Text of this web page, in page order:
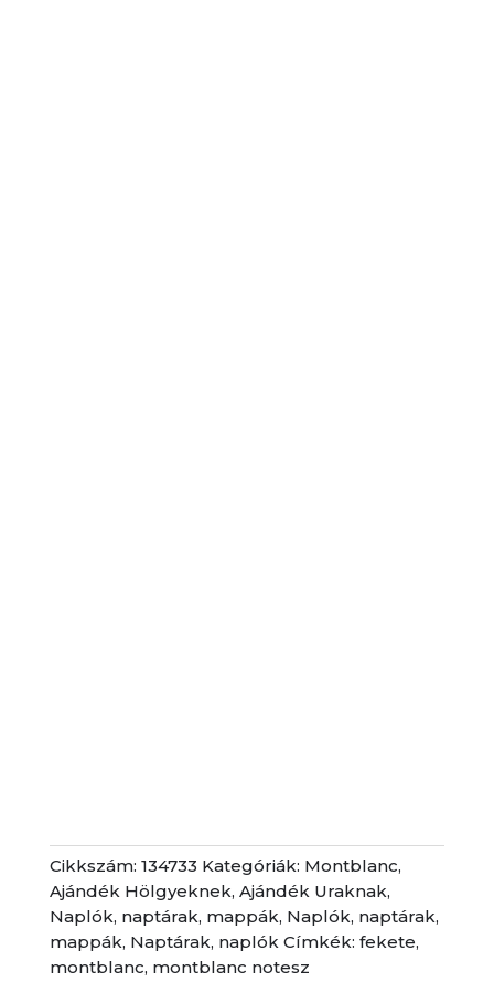
Cikkszám: 134733 Kategóriák: Montblanc,
Ajándék Hölgyeknek, Ajándék Uraknak,
Naplók, naptárak, mappák, Naplók, naptárak,
mappák, Naptárak, naplók Címkék: fekete,
montblanc, montblanc notesz